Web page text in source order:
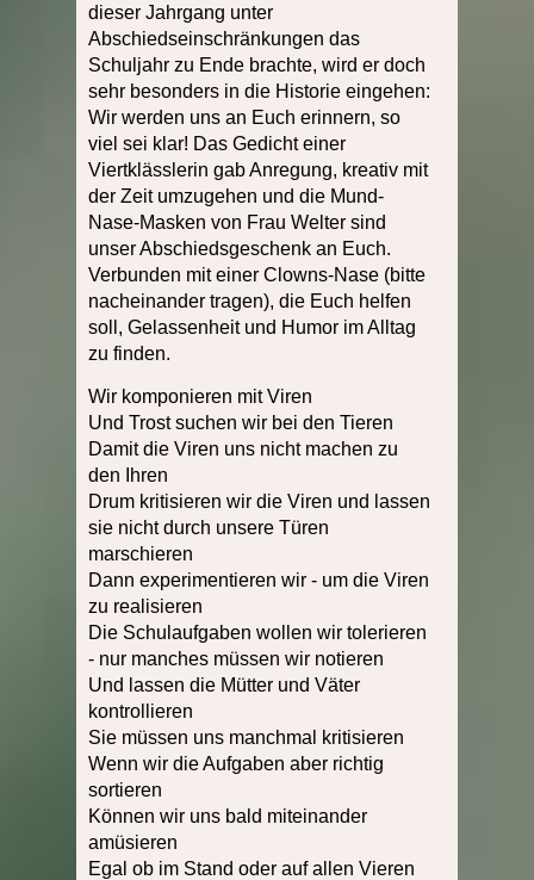
dieser Jahrgang unter
Abschiedseinschränkungen das
Schuljahr zu Ende brachte, wird er doch
sehr besonders in die Historie eingehen:
Wir werden uns an Euch erinnern, so
viel sei klar! Das Gedicht einer
Viertklässlerin gab Anregung, kreativ mit
der Zeit umzugehen und die Mund-
Nase-Masken von Frau Welter sind
unser Abschiedsgeschenk an Euch.
Verbunden mit einer Clowns-Nase (bitte
nacheinander tragen), die Euch helfen
soll, Gelassenheit und Humor im Alltag
zu finden.
Wir komponieren mit Viren
Und Trost suchen wir bei den Tieren
Damit die Viren uns nicht machen zu
den Ihren
Drum kritisieren wir die Viren und lassen
sie nicht durch unsere Türen
marschieren
Dann experimentieren wir - um die Viren
zu realisieren
Die Schulaufgaben wollen wir tolerieren
- nur manches müssen wir notieren
Und lassen die Mütter und Väter
kontrollieren
Sie müssen uns manchmal kritisieren
Wenn wir die Aufgaben aber richtig
sortieren
Können wir uns bald miteinander
amüsieren
Egal ob im Stand oder auf allen Vieren